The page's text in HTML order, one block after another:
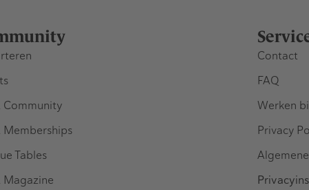
Tables
Contact
FAQ
Werken
Privacy